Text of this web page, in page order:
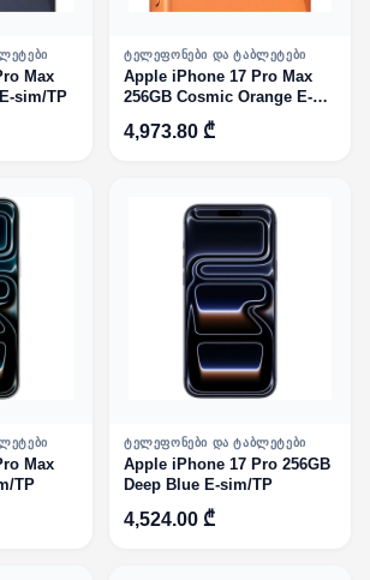
Max
sim/TP
ᲢᲔᲚᲔᲤᲝᲜᲔᲑᲘ ᲓᲐ ᲢᲐᲑᲚᲔᲢᲔᲑᲘ
Apple iPhone 17 Pro Max
256GB Cosmic Orange E-
4,973.80 ₾
Max
TP
ᲢᲔᲚᲔᲤᲝᲜᲔᲑᲘ ᲓᲐ ᲢᲐᲑᲚᲔᲢᲔᲑᲘ
Apple iPhone 17 Pro 256GB
Deep Blue E-sim/TP
4,524.00 ₾